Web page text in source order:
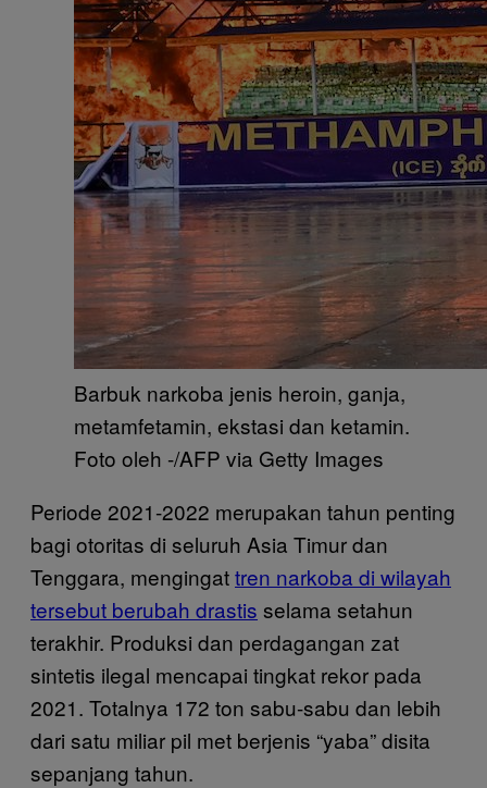
Barbuk narkoba jenis heroin, ganja,
metamfetamin, ekstasi dan ketamin.
Foto oleh -/AFP via Getty Images
Periode 2021-2022 merupakan tahun penting
bagi otoritas di seluruh Asia Timur dan
Tenggara, mengingattren narkoba di wilayah
tersebut berubah drastis selama setahun
terakhir. Produksi dan perdagangan zat
sintetis ilegal mencapai tingkat rekor pada
2021. Totalnya 172 ton sabu-sabu dan lebih
dari satu miliar pil met berjenis “yaba” disita
sepanjang tahun.